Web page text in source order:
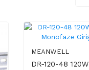
MEANWELL
DR-120-48 120W